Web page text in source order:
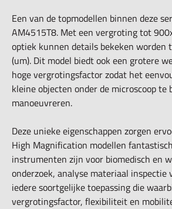
Een van de topmodellen binnen deze
AM4515T8. Met een vergroting tot
optiek kunnen details bekeken worden
(um). Dit model biedt ook een grotere
hoge vergrotingsfactor zodat het
kleine objecten onder de microscoop te
manoeuvreren.
Deze unieke eigenschappen zorgen
High Magnification modellen
instrumenten zijn voor biomedisch en
onderzoek, analyse materiaal inspectie
iedere soortgelijke toepassing die
vergrotingsfactor, flexibiliteit en